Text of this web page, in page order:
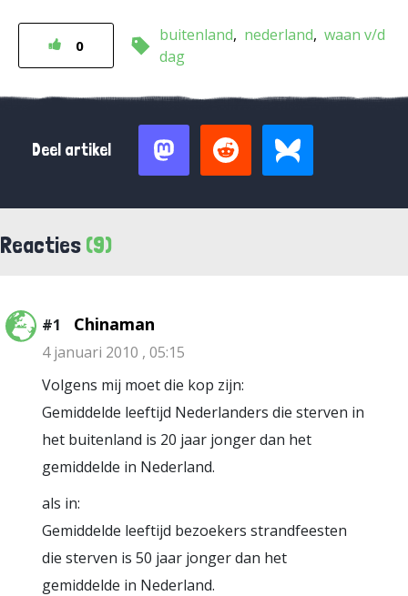
0
buitenland nederland waan v/d
dag
Deel artikel
Reacties (9)
#1 Chinaman
4 januari 2010 , 05:15
Volgens mij moet die kop zijn:
Gemiddelde leeftijd Nederlanders die sterven in
het buitenland is 20 jaar jonger dan het
gemiddelde in Nederland.
als in:
Gemiddelde leeftijd bezoekers strandfeesten
die sterven is 50 jaar jonger dan het
gemiddelde in Nederland.